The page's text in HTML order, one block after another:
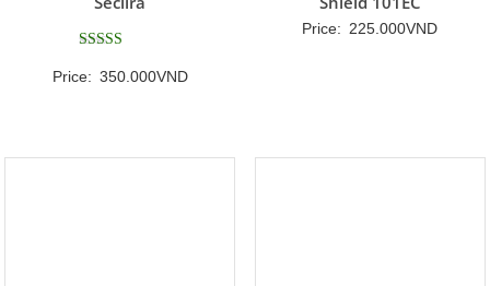
hạng
Price: 350.000VND
Price: 225.000VND